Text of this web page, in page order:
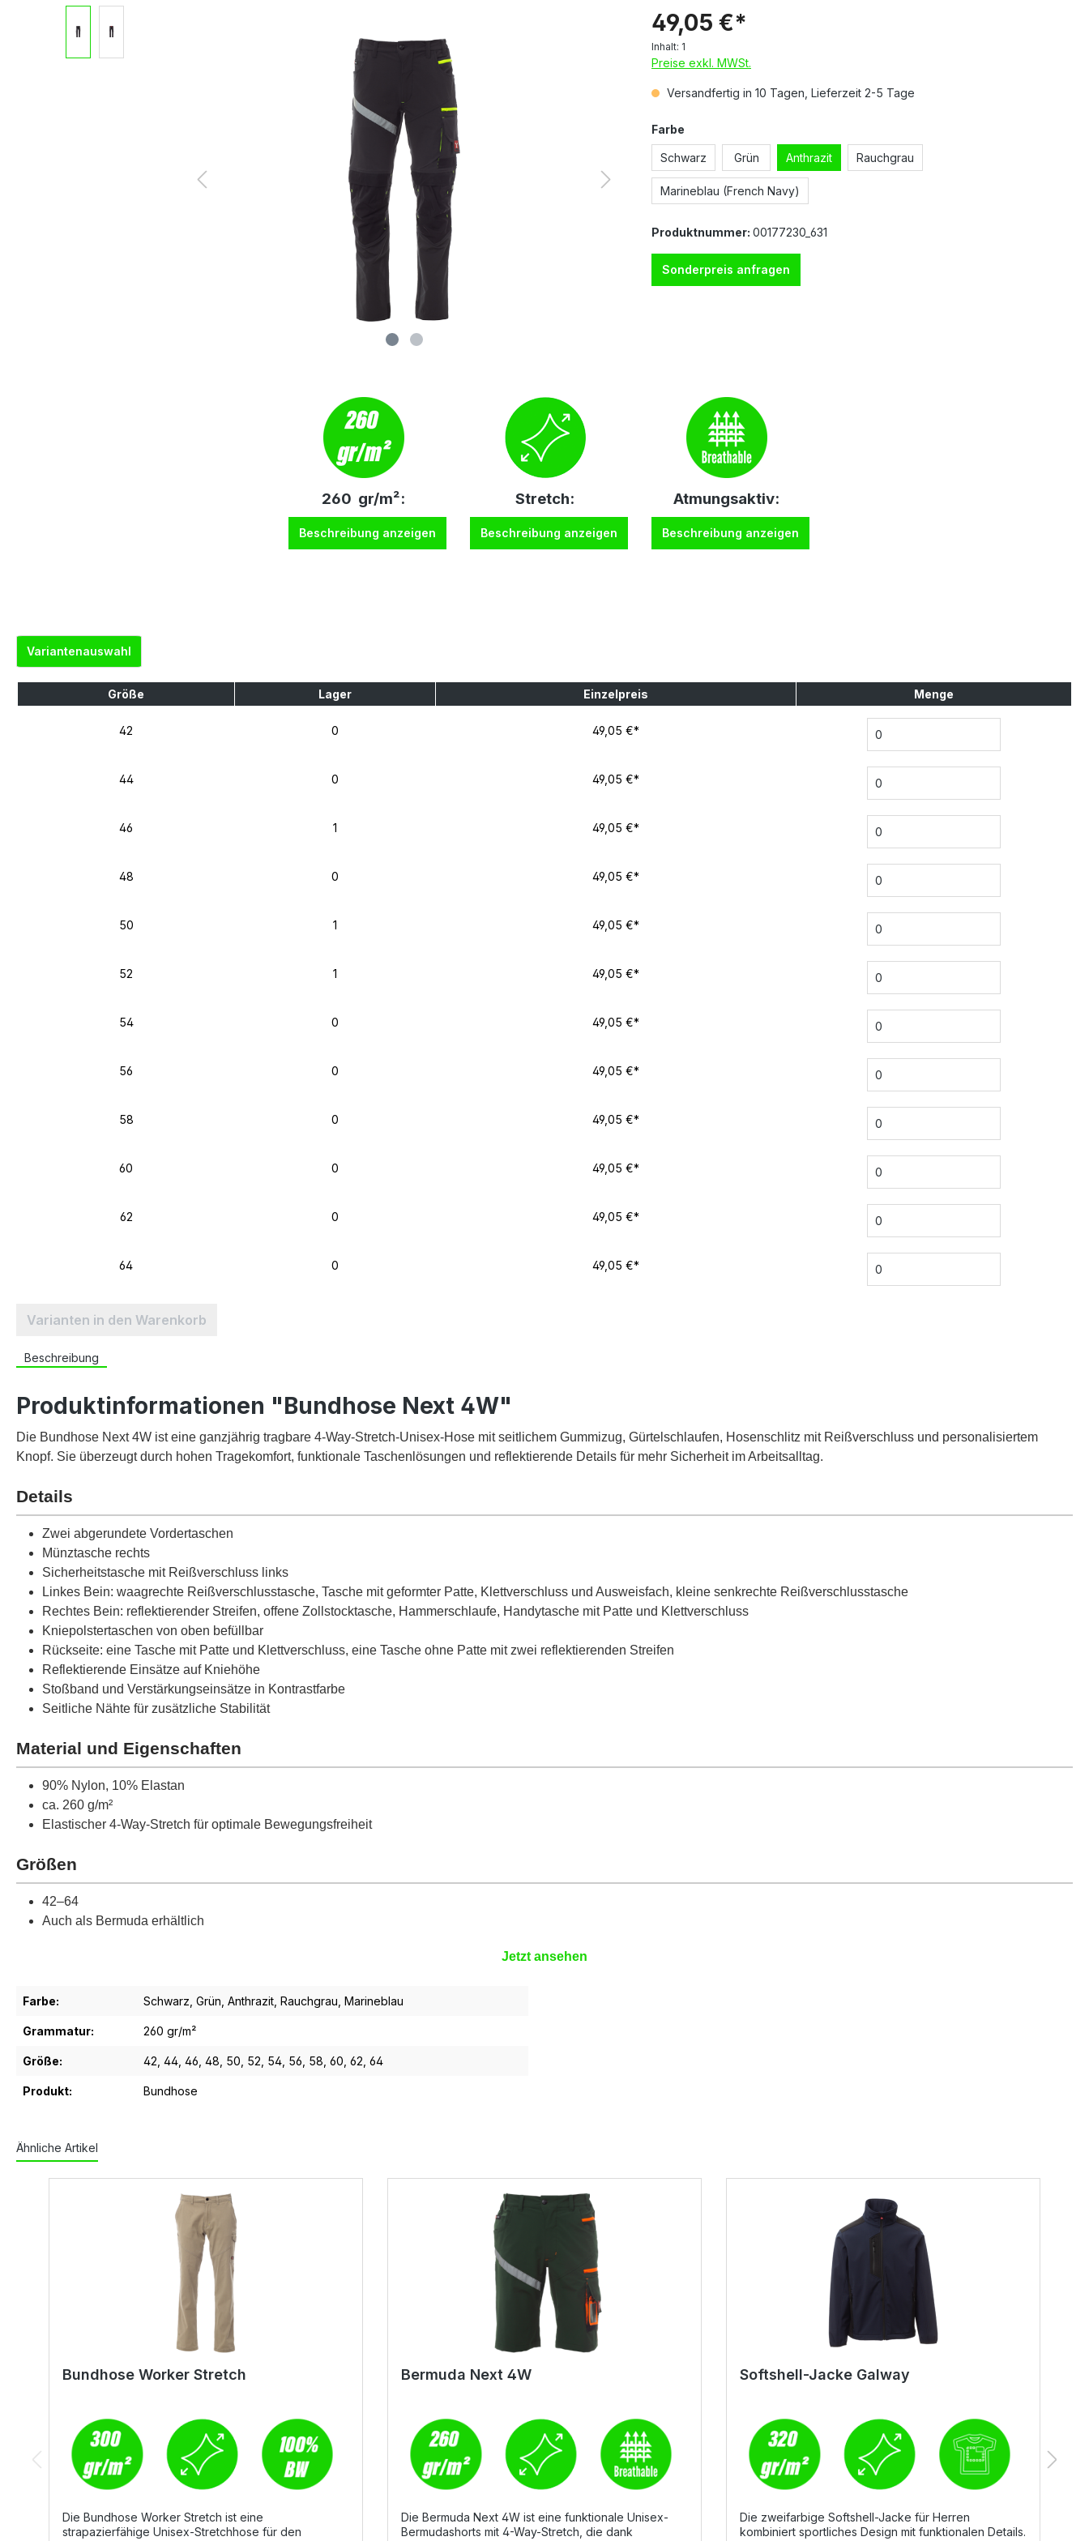
49,05 €*
Inhalt: 1
Preise exkl. MWSt.
Versandfertig in 10 Tagen, Lieferzeit 2-5 Tage
Farbe
Schwarz Grün Anthrazit Rauchgrau
Marineblau (French Navy)
Produktnummer: 00177230_631
Sonderpreis anfragen
260 gr/m²:
Beschreibung anzeigen
Stretch:
Beschreibung anzeigen
Atmungsaktiv:
Beschreibung anzeigen
Variantenauswahl
Größe Lager Einzelpreis Menge
42 0 49,05 €*
44 0 49,05 €*
46 1 49,05 €*
48 0 49,05 €*
50 1 49,05 €*
52 1 49,05 €*
54 0 49,05 €*
56 0 49,05 €*
58 0 49,05 €*
60 0 49,05 €*
62 0 49,05 €*
64 0 49,05 €*
Varianten in den Warenkorb
Beschreibung
Produktinformationen "Bundhose Next 4W"
Die Bundhose Next 4W ist eine ganzjährig tragbare 4-Way-Stretch-Unisex-Hose mit seitlichem Gummizug, Gürtelschlaufen, Hosenschlitz mit Reißverschluss und personalisiertem
Knopf. Sie überzeugt durch hohen Tragekomfort, funktionale Taschenlösungen und reflektierende Details für mehr Sicherheit im Arbeitsalltag.
Details
Zwei abgerundete Vordertaschen
Münztasche rechts
Sicherheitstasche mit Reißverschluss links
Linkes Bein: waagrechte Reißverschlusstasche, Tasche mit geformter Patte, Klettverschluss und Ausweisfach, kleine senkrechte Reißverschlusstasche
Rechtes Bein: reflektierender Streifen, offene Zollstocktasche, Hammerschlaufe, Handytasche mit Patte und Klettverschluss
Kniepolstertaschen von oben befüllbar
Rückseite: eine Tasche mit Patte und Klettverschluss, eine Tasche ohne Patte mit zwei reflektierenden Streifen
Reflektierende Einsätze auf Kniehöhe
Stoßband und Verstärkungseinsätze in Kontrastfarbe
Seitliche Nähte für zusätzliche Stabilität
Material und Eigenschaften
90% Nylon, 10% Elastan
ca. 260 g/m²
Elastischer 4-Way-Stretch für optimale Bewegungsfreiheit
Größen
42–64
Auch als Bermuda erhältlich
Jetzt ansehen
Farbe: Schwarz , Grün , Anthrazit , Rauchgrau , Marineblau
Grammatur: 260 gr/m²
Größe: 42 , 44 , 46 , 48 , 50 , 52 , 54 , 56 , 58 , 60 , 62 , 64
Produkt: Bundhose
Ähnliche Artikel
Bundhose Worker Stretch
Die Bundhose Worker Stretch ist eine
strapazierfähige Unisex-Stretchhose für den
Bermuda Next 4W
Die Bermuda Next 4W ist eine funktionale Unisex-
Bermudashorts mit 4-Way-Stretch, die dank
Softshell-Jacke Galway
Die zweifarbige Softshell-Jacke für Herren
kombiniert sportliches Design mit funktionalen Details.